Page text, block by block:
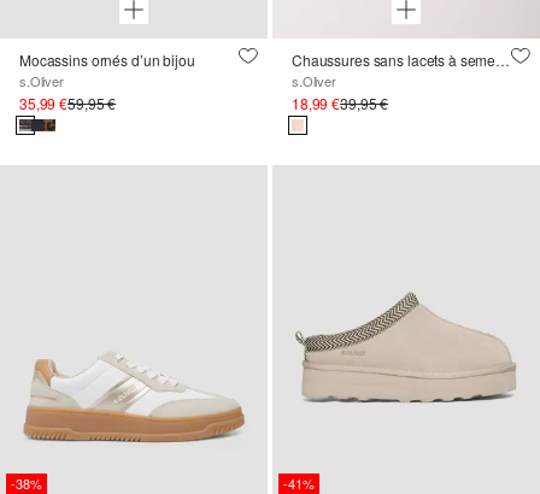
Mocassins ornés d’un bijou
s.Oliver
35,99 €59,95 €
Chaussures sans lacets à semelle texturée
s.Oliver
18,99 €39,95 €
-38% -41%